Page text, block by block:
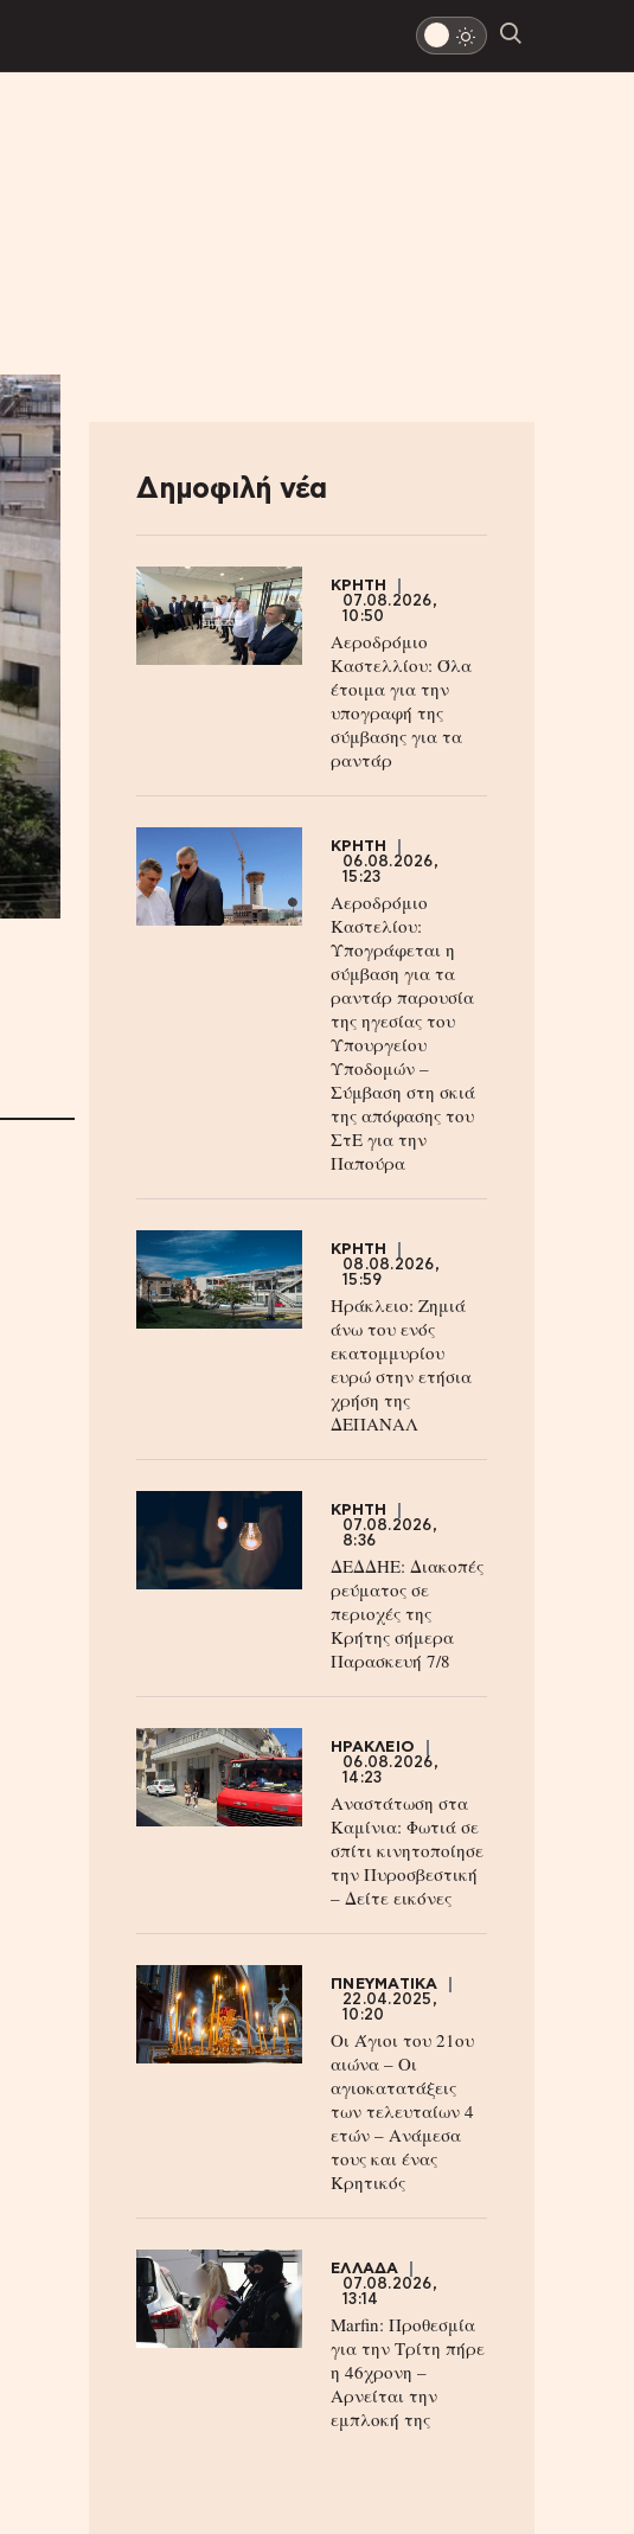
Δημοφιλή νέα
ΚΡΗΤΗ
07.08.2026,
10:50
Αεροδρόμιο
Καστελλίου: Όλα
έτοιμα για την
υπογραφή της
σύμβασης για τα
ραντάρ
ΚΡΗΤΗ
06.08.2026,
15:23
Αεροδρόμιο
Καστελίου:
Υπογράφεται η
σύμβαση για τα
ραντάρ παρουσία
της ηγεσίας του
Υπουργείου
Υποδομών –
Σύμβαση στη σκιά
της απόφασης του
ΣτΕ για την
Παπούρα
ΚΡΗΤΗ
08.08.2026,
15:59
Ηράκλειο: Ζημιά
άνω του ενός
εκατομμυρίου
ευρώ στην ετήσια
χρήση της
ΔΕΠΑΝΑΛ
ΚΡΗΤΗ
07.08.2026,
8:36
ΔΕΔΔΗΕ: Διακοπές
ρεύματος σε
περιοχές της
Κρήτης σήμερα
Παρασκευή 7/8
ΗΡΑΚΛΕΙΟ
06.08.2026,
14:23
Αναστάτωση στα
Καμίνια: Φωτιά σε
σπίτι κινητοποίησε
την Πυροσβεστική
– Δείτε εικόνες
ΠΝΕΥΜΑΤΙΚΑ
22.04.2025,
10:20
Οι Άγιοι του 21ου
αιώνα – Οι
αγιοκατατάξεις
των τελευταίων 4
ετών – Ανάμεσα
τους και ένας
Κρητικός
ΕΛΛΑΔΑ
07.08.2026,
13:14
Marfin: Προθεσμία
για την Τρίτη πήρε
η 46χρονη –
Aρνείται την
εμπλοκή της